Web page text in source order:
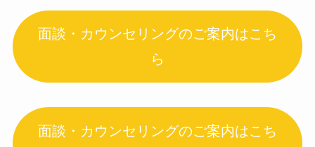
面談・カウンセリングのご案内はこち
ら
面談・カウンセリングのご案内はこち